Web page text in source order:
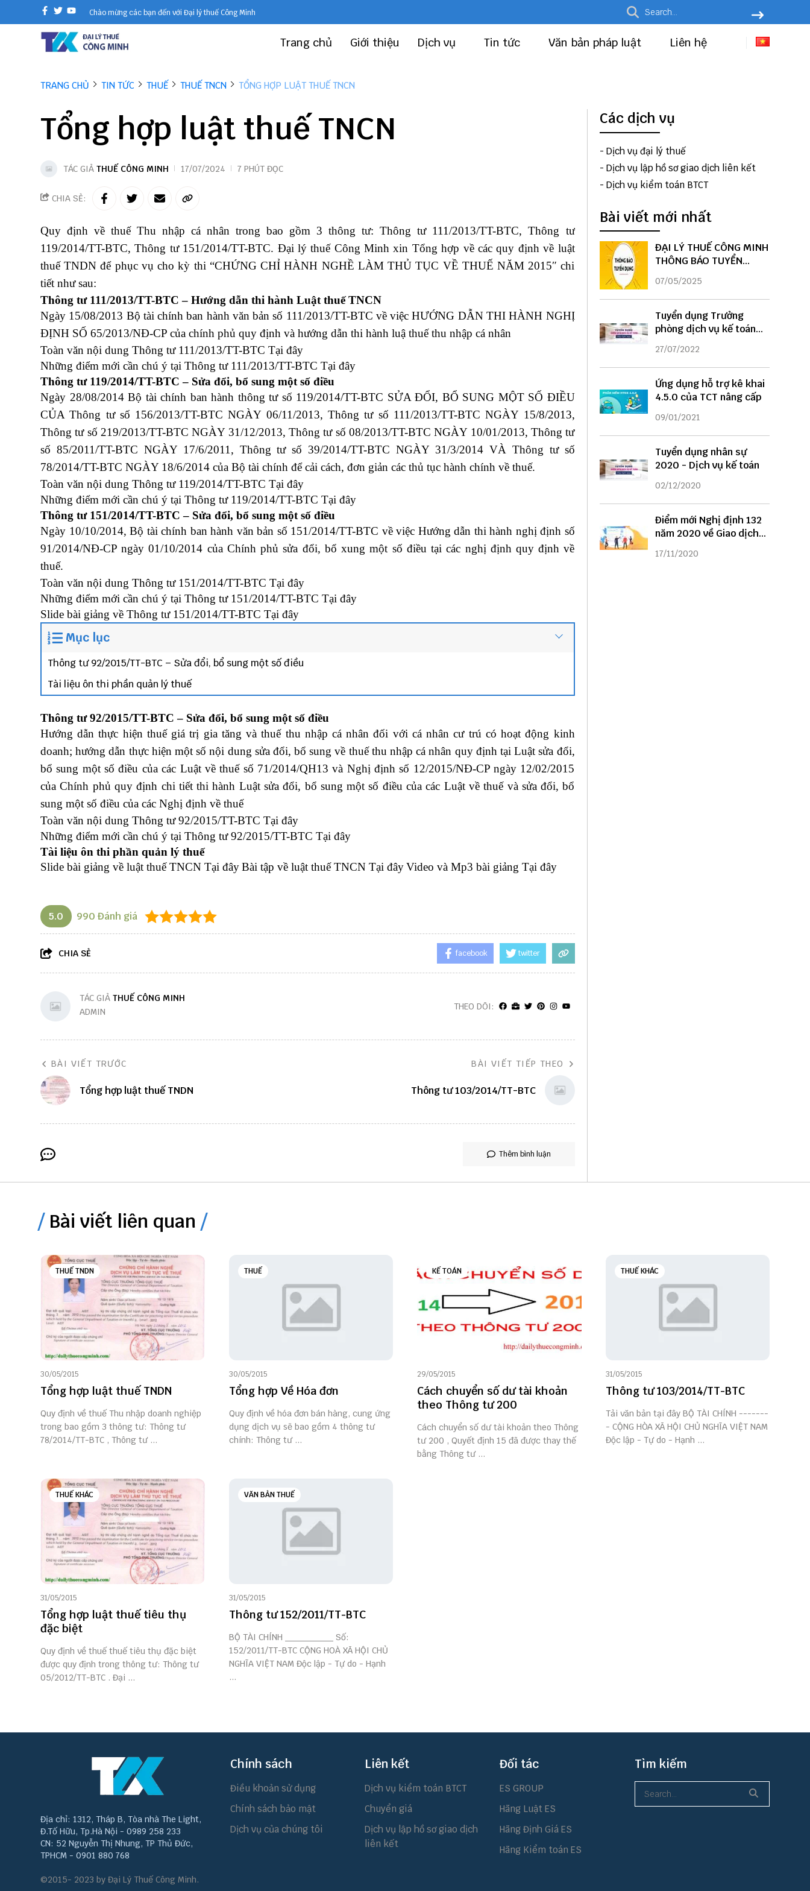
Chào mừng các bạn đến với Đại lý thuế Công Minh
Trang chủ Giới thiệu Dịch vụ Tin tức Văn bản pháp luật Liên hệ
TRANG CHỦ TIN TỨC THUẾ THUẾ TNCN TỔNG HỢP LUẬT THUẾ TNCN
Tổng hợp luật thuế TNCN
TÁC GIẢ THUẾ CÔNG MINH 17/07/2024 7 PHÚT ĐỌC
CHIA SẺ:
Quy định về thuế Thu nhập cá nhân trong bao gồm 3 thông tư:Thông tư 111/2013/TT-BTC,Thông tư
119/2014/TT-BTC, Thông tư 151/2014/TT-BTC. Đại lý thuế Công Minh xin Tổng hợp về các quy định về luật
thuế TNDN để phục vụ cho kỳ thi “CHỨNG CHỈ HÀNH NGHỀ LÀM THỦ TỤC VỀ THUẾ NĂM 2015″ chi
tiết như sau:
Thông tư 111/2013/TT-BTC – Hướng dẫn thi hành Luật thuế TNCN
Ngày 15/08/2013 Bộ tài chính ban hành văn bản số 111/2013/TT-BTC về việc HƯỚNG DẪN THI HÀNH NGHỊ
ĐỊNH SỐ 65/2013/NĐ-CP của chính phủ quy định và hướng dẫn thi hành luậ thuế thu nhập cá nhân
Toàn văn nội dung Thông tư 111/2013/TT-BTC Tại đây
Những điểm mới cần chú ý tại Thông tư 111/2013/TT-BTC Tại đây
Thông tư 119/2014/TT-BTC– Sửa đổi, bổ sung một số điều
Ngày 28/08/2014 Bộ tài chính ban hành thông tư số 119/2014/TT-BTC SỬA ĐỔI, BỔ SUNG MỘT SỐ ĐIỀU
CỦA Thông tư số 156/2013/TT-BTC NGÀY 06/11/2013, Thông tư số 111/2013/TT-BTC NGÀY 15/8/2013,
Thông tư số 219/2013/TT-BTC NGÀY 31/12/2013, Thông tư số 08/2013/TT-BTC NGÀY 10/01/2013, Thông tư
số 85/2011/TT-BTC NGÀY 17/6/2011,­­ Thông tư số 39/2014/TT-BTC NGÀY 31/3/2014 VÀ Thông tư số
78/2014/TT-BTC NGÀY 18/6/2014 của Bộ tài chính để cải cách, đơn giản các thủ tục hành chính về thuế.
Toàn văn nội dung Thông tư 119/2014/TT-BTC Tại đây
Những điểm mới cần chú ý tại Thông tư 119/2014/TT-BTC Tại đây
Thông tư 151/2014/TT-BTC– Sửa đổi, bổ sung một số điều
Ngày 10/10/2014, Bộ tài chính ban hành văn bản số 151/2014/TT-BTC về việc Hướng dẫn thi hành nghị định số
91/2014/NĐ-CP ngày 01/10/2014 của Chính phủ sửa đổi, bổ xung một số điều tại các nghị định quy định về
thuế.
Toàn văn nội dung Thông tư 151/2014/TT-BTC Tại đây
Những điểm mới cần chú ý tại Thông tư 151/2014/TT-BTC Tại đây
Slide bài giảng về Thông tư 151/2014/TT-BTC Tại đây
Mục lục
Thông tư 92/2015/TT-BTC – Sửa đổi, bổ sung một số điều
Tài liệu ôn thi phần quản lý thuế
Thông tư 92/2015/TT-BTC – Sửa đổi, bổ sung một số điều
Hướng dẫn thực hiện thuế giá trị gia tăng và thuế thu nhập cá nhân đối với cá nhân cư trú có hoạt động kinh
doanh; hướng dẫn thực hiện một số nội dung sửa đổi, bổ sung về thuế thu nhập cá nhân quy định tại Luật sửa đổi,
bổ sung một số điều của các Luật về thuế số 71/2014/QH13 và Nghị định số 12/2015/NĐ-CP ngày 12/02/2015
của Chính phủ quy định chi tiết thi hành Luật sửa đổi, bổ sung một số điều của các Luật về thuế và sửa đổi, bổ
sung một số điều của các Nghị định về thuế
Toàn văn nội dung Thông tư 92/2015/TT-BTC Tại đây
Những điểm mới cần chú ý tại Thông tư 92/2015/TT-BTC Tại đây
Tài liệu ôn thi phần quản lý thuế
Slide bài giảng về luật thuế TNCN Tại đâyBài tập về luật thuế TNCN Tại đâyVideo và Mp3 bài giảng Tại đây
5.0 990 Đánh giá
CHIA SẺ facebook twitter
TÁC GIẢ THUẾ CÔNG MINH
ADMIN
THEO DÕI:
BÀI VIẾT TRƯỚC
Tổng hợp luật thuế TNDN
BÀI VIẾT TIẾP THEO
Thông tư 103/2014/TT-BTC
Thêm bình luận
Các dịch vụ
- Dịch vụ đại lý thuế
- Dịch vụ lập hồ sơ giao dịch liên kết
- Dịch vụ kiểm toán BTCT
Bài viết mới nhất
ĐẠI LÝ THUẾ CÔNG MINH
THÔNG BÁO TUYỂN
DỤNG
07/05/2025
Tuyển dụng Trưởng
phòng dịch vụ kế toán
năm 2022
27/07/2022
Ứng dụng hỗ trợ kê khai
4.5.0 của TCT nâng cấp
09/01/2021
Tuyển dụng nhân sự
2020 - Dịch vụ kế toán
02/12/2020
Điểm mới Nghị định 132
năm 2020 về Giao dịch
liên kết
17/11/2020
Bài viết liên quan
THUẾ TNDN
30/05/2015
Tổng hợp luật thuế TNDN
Quy định về thuế Thu nhập doanh nghiệp
trong bao gồm 3 thông tư: Thông tư
78/2014/TT-BTC , Thông tư ...
THUẾ
30/05/2015
Tổng hợp Về Hóa đơn
Quy định về hóa đơn bán hàng, cung ứng
dụng dịch vụ sẽ bao gồm 4 thông tư
chính: Thông tư ...
KẾ TOÁN
29/05/2015
Cách chuyển số dư tài khoản
theo Thông tư 200
Cách chuyển số dư tài khoản theo Thông
tư 200 , Quyết định 15 đã được thay thế
bằng Thông tư ...
THUẾ KHÁC
31/05/2015
Thông tư 103/2014/TT-BTC
Tải văn bản tại đây BỘ TÀI CHÍNH -------
- CỘNG HÒA XÃ HỘI CHỦ NGHĨA VIỆT NAM
Độc lập - Tự do - Hạnh ...
THUẾ KHÁC
31/05/2015
Tổng hợp luật thuế tiêu thụ
đặc biệt
Quy định về thuế thuế tiêu thụ đặc biệt
được quy định trong thông tư: Thông tư
05/2012/TT-BTC . Đại ...
VĂN BẢN THUẾ
31/05/2015
Thông tư 152/2011/TT-BTC
BỘ TÀI CHÍNH ________ Số:
152/2011/TT-BTC CỘNG HOÀ XÃ HỘI CHỦ
NGHĨA VIỆT NAM Độc lập - Tự do - Hạnh
...
Địa chỉ: 1312, Tháp B, Tòa nhà The Light,
Đ.Tố Hữu, Tp.Hà Nội - 0989 258 233
CN: 52 Nguyễn Thị Nhung, TP Thủ Đức,
TPHCM - 0901 880 768
©2015- 2023 by Đại Lý Thuế Công Minh.
Chính sách
Điều khoản sử dụng
Chính sách bảo mật
Dịch vụ của chúng tôi
Liên kết
Dịch vụ kiểm toán BTCT
Chuyển giá
Dịch vụ lập hồ sơ giao dịch
liên kết
Đối tác
ES GROUP
Hãng Luật ES
Hãng Định Giá ES
Hãng Kiểm toán ES
Tìm kiếm